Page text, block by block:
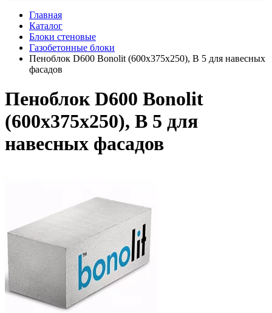
Главная
Каталог
Блоки стеновые
Газобетонные блоки
Пеноблок D600 Bonolit (600x375x250), В 5 для навесных
фасадов
Пеноблок D600 Bonolit
(600x375x250), В 5 для
навесных фасадов